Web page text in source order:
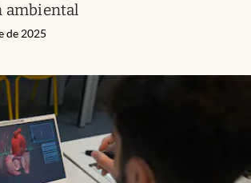
ambiental
de 2025